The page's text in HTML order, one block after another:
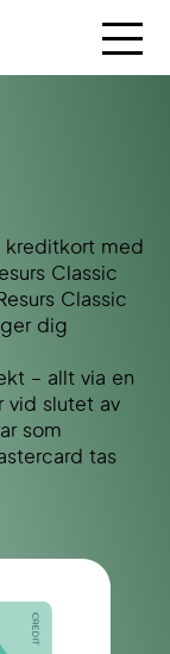
med
Classic
Classic
dig
– allt via en
vid slutet av
som
tas